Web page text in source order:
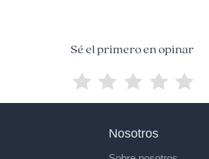
Sé el primero en opinar
Nosotros